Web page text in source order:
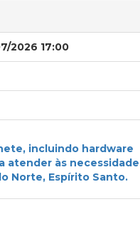
2026 17:00
incluindo hardware
atender às
Norte, Espírito Santo.